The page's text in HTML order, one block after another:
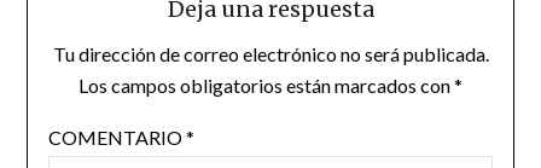
Deja una respuesta
Tu dirección de correo electrónico no será publicada.
Los campos obligatorios están marcados con*
COMENTARIO*